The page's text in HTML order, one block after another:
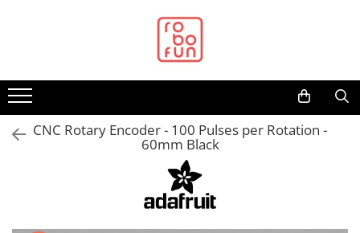
Arduino Original
Arduino Compatibil
Raspberry PI
CNC Rotary Encoder - 100 Pulses per Rotation -
60mm Black